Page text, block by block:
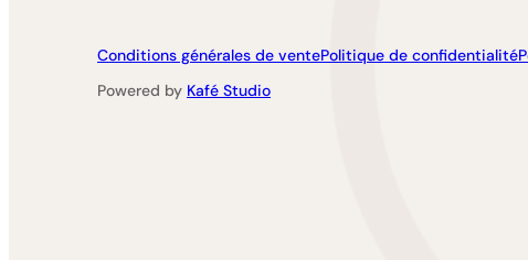
Conditions générales de ventePolitique de confidentialité
Powered by Kafé Studio